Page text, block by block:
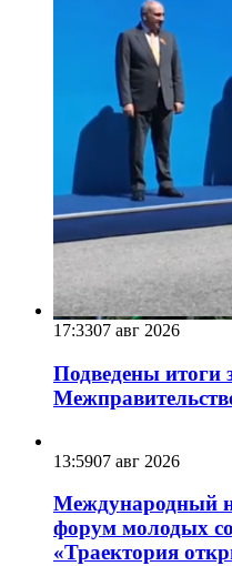
17:3307 авг 2026
Подведены итоги
13:5907 авг 2026
Международный
форум молодых
«Траектория